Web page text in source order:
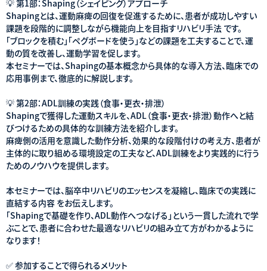
💡 第1部：Shaping（シェイピング）アプローチ
Shapingとは、運動麻痺の回復を促進するために、患者が成功しやすい
課題を段階的に調整しながら機能向上を目指すリハビリ手法 です。
「ブロックを積む」「ペグボードを使う」などの課題を工夫することで、運
動の質を改善し、運動学習を促します。
本セミナーでは、Shapingの基本概念から具体的な導入方法、臨床での
応用事例まで、徹底的に解説します。
💡 第2部：ADL訓練の実践（食事・更衣・排泄）
Shapingで獲得した運動スキルを、ADL（食事・更衣・排泄）動作へと結
びつけるための具体的な訓練方法を紹介します。
麻痺側の活用を意識した動作分析、効果的な段階付けの考え方、患者が
主体的に取り組める環境設定の工夫など、ADL訓練をより実践的に行う
ためのノウハウを提供します。
本セミナーでは、脳卒中リハビリのエッセンスを凝縮し、臨床での実践に
直結する内容 をお伝えします。
「Shapingで基礎を作り、ADL動作へつなげる」という一貫した流れで学
ぶことで、患者に合わせた最適なリハビリの組み立て方がわかるように
なります！
✅ 参加することで得られるメリット